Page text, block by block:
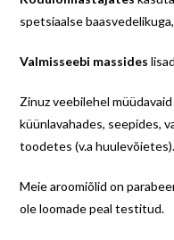
spetsiaalse
Valmisseebi massides
Zinuz veebilehel
küünlavahades, seepides,
toodetes (v.a huulevõietes).
Meie aroomiõlid on
ole loomade peal testitud.